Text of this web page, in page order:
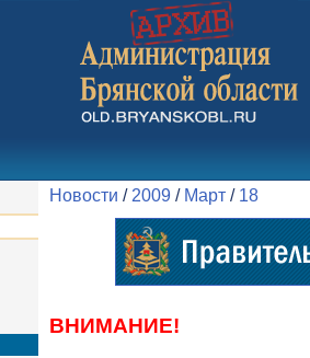
Новости / 2009 / Март / 18
ВНИМАНИЕ!